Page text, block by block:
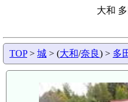
大和
TOP> 城 > (大和/奈良) > 多